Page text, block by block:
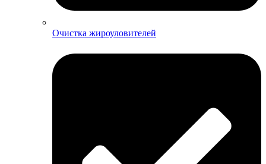
Очистка жироуловителей